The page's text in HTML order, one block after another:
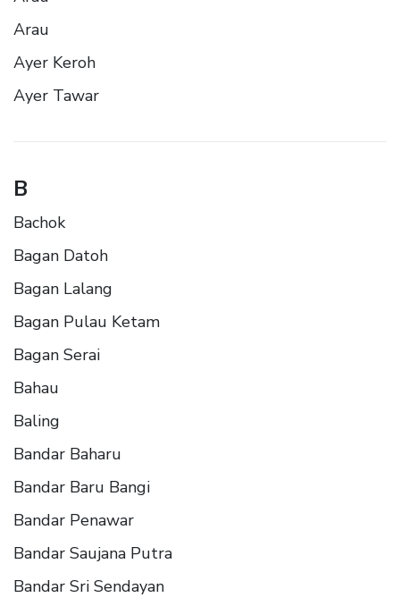
Arau
Ayer Keroh
Ayer Tawar
B
Bachok
Bagan Datoh
Bagan Lalang
Bagan Pulau Ketam
Bagan Serai
Bahau
Baling
Bandar Baharu
Bandar Baru Bangi
Bandar Penawar
Bandar Saujana Putra
Bandar Sri Sendayan